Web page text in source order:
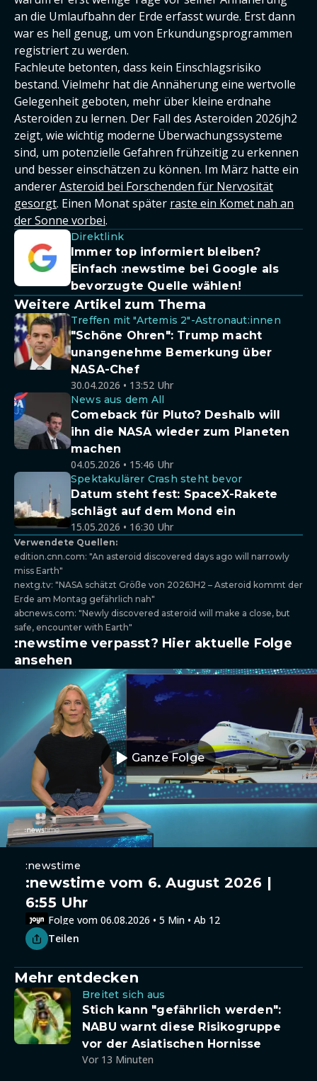
an die Umlaufbahn der Erde erfasst wurde. Erst dann
war es hell genug, um von Erkundungsprogrammen
registriert zu werden.
Fachleute betonten, dass kein Einschlagsrisiko
bestand. Vielmehr hat die Annäherung eine wertvolle
Gelegenheit geboten, mehr über kleine erdnahe
Asteroiden zu lernen. Der Fall des Asteroiden 2026jh2
zeigt, wie wichtig moderne Überwachungssysteme
sind, um potenzielle Gefahren frühzeitig zu erkennen
und besser einschätzen zu können. Im März hatte ein
andererAsteroid bei Forschenden für Nervosität
gesorgt. Einen Monat später raste ein Komet nah an
der Sonne vorbei.
Direktlink
Immer top informiert bleiben?
Einfach :newstime bei Google als
bevorzugte Quelle wählen!
Weitere Artikel zum Thema
Treffen mit "Artemis 2"-Astronaut:innen
"Schöne Ohren": Trump macht
unangenehme Bemerkung über
NASA-Chef
30.04.2026 • 13:52 Uhr
News aus dem All
Comeback für Pluto? Deshalb will
ihn die NASA wieder zum Planeten
machen
04.05.2026 • 15:46 Uhr
Spektakulärer Crash steht bevor
Datum steht fest: SpaceX-Rakete
schlägt auf dem Mond ein
15.05.2026 • 16:30 Uhr
Verwendete Quellen:
edition.cnn.com: "An asteroid discovered days ago will narrowly
miss Earth"
nextg.tv: "NASA schätzt Größe von 2026JH2 – Asteroid kommt der
Erde am Montag gefährlich nah"
abcnews.com: "Newly discovered asteroid will make a close, but
safe, encounter with Earth"
:newstime verpasst? Hier aktuelle Folge
ansehen
Ganze Folge
:newstime
:newstime vom 6. August 2026 |
6:55 Uhr
Folge vom 06.08.2026 • 5 Min • Ab 12
Teilen
Mehr entdecken
Breitet sich aus
Stich kann "gefährlich werden":
NABU warnt diese Risikogruppe
vor der Asiatischen Hornisse
Vor 13 Minuten